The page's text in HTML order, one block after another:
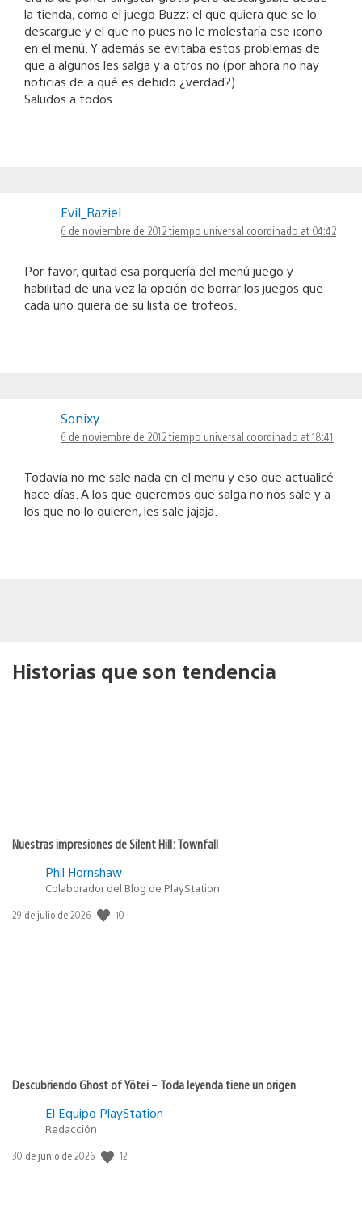
la tienda, como el juego Buzz; el que quiera que se lo
descargue y el que no pues no le molestaría ese icono
en el menú. Y además se evitaba estos problemas de
que a algunos les salga y a otros no (por ahora no hay
noticias de a qué es debido ¿verdad?)
Saludos a todos.
Evil_Raziel
6 de noviembre de 2012 tiempo universal coordinado at 04:42
Por favor, quitad esa porquería del menú juego y
habilitad de una vez la opción de borrar los juegos que
cada uno quiera de su lista de trofeos.
Sonixy
6 de noviembre de 2012 tiempo universal coordinado at 18:41
Todavía no me sale nada en el menu y eso que actualicé
hace días. A los que queremos que salga no nos sale y a
los que no lo quieren, les sale jajaja.
Historias que son tendencia
Nuestras impresiones de Silent Hill: Townfall
Phil Hornshaw
Colaborador del Blog de PlayStation
Fecha
29 de julio de 2026 10
Descubriendo Ghost of Yōtei – Toda leyenda tiene un origen
El Equipo PlayStation
Redacción
Fecha
30 de junio de 2026 12